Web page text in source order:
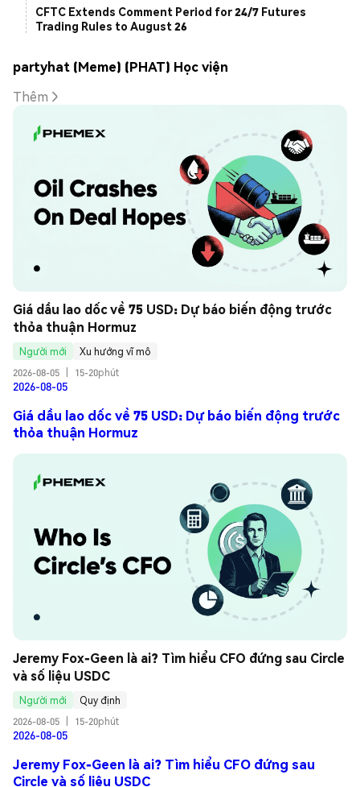
CFTC Extends Comment Period for 24/7 Futures
Trading Rules to August 26
partyhat (Meme) (PHAT) Học viện
Thêm
Giá dầu lao dốc về 75 USD: Dự báo biến động trước
thỏa thuận Hormuz
Người mới
Xu hướng vĩ mô
2026-08-05
15-20phút
2026-08-05
Giá dầu lao dốc về 75 USD: Dự báo biến động trước
thỏa thuận Hormuz
Jeremy Fox-Geen là ai? Tìm hiểu CFO đứng sau Circle
và số liệu USDC
Người mới
Quy định
2026-08-05
15-20phút
2026-08-05
Jeremy Fox-Geen là ai? Tìm hiểu CFO đứng sau
Circle và số liệu USDC